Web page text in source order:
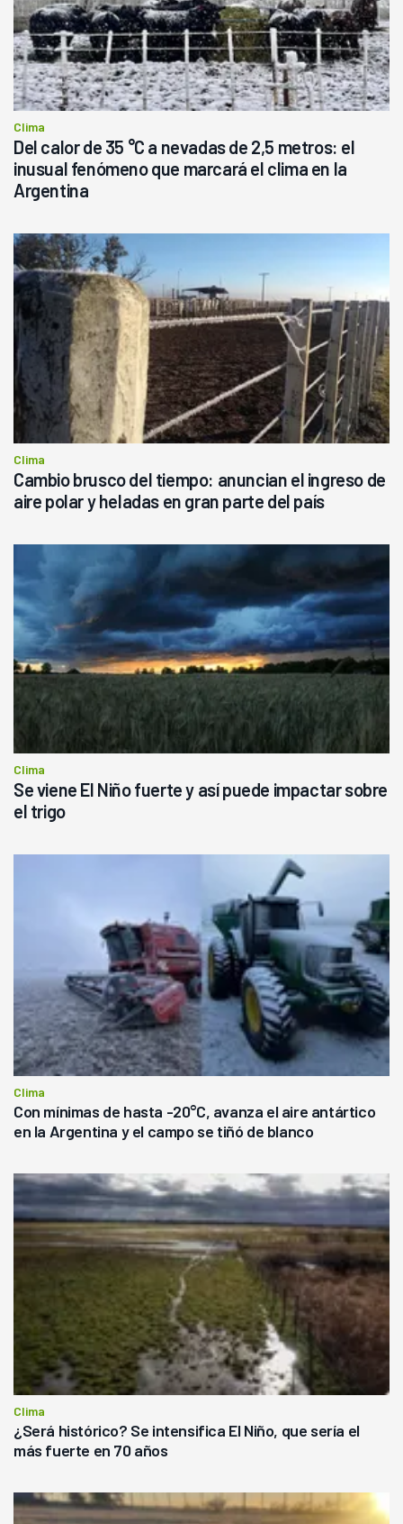
Clima
Del calor de 35 °C a nevadas de 2,5 metros: el
inusual fenómeno que marcará el clima en la
Argentina
Clima
Cambio brusco del tiempo: anuncian el ingreso de
aire polar y heladas en gran parte del país
Clima
Se viene El Niño fuerte y así puede impactar sobre
el trigo
Clima
Con mínimas de hasta -20°C, avanza el aire antártico
en la Argentina y el campo se tiñó de blanco
Clima
¿Será histórico? Se intensifica El Niño, que sería el
más fuerte en 70 años